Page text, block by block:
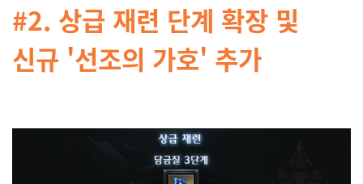
#2. 상급 재련 단계 확장 및
신규 '선조의 가호' 추가